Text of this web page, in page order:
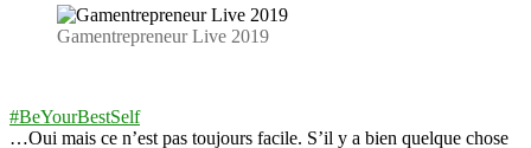
vie
Gamentrepreneur Live 2019
#BeYourBestSelf
…Oui mais ce n’est pas toujours facile. S’il y a bien quelque chose